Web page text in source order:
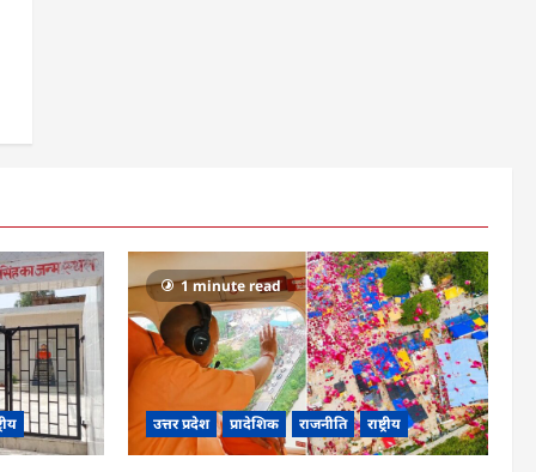
1 minute read
उत्तर प्रदेश प्रादेशिक राजनीति राष्ट्रीय